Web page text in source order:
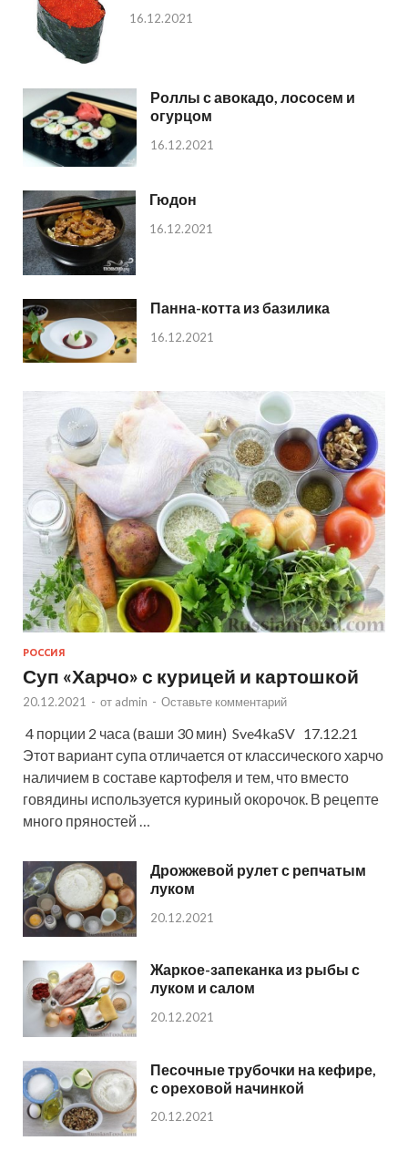
16.12.2021
Роллы с авокадо, лососем и
огурцом
16.12.2021
Гюдон
16.12.2021
Панна-котта из базилика
16.12.2021
РОССИЯ
Суп «Харчо» с курицей и картошкой
20.12.2021 - от admin - Оставьте комментарий
4 порции 2 часа (ваши 30 мин) Sve4kaSV 17.12.21
Этот вариант супа отличается от классического харчо
наличием в составе картофеля и тем, что вместо
говядины используется куриный окорочок. В рецепте
много пряностей …
Дрожжевой рулет с репчатым
луком
20.12.2021
Жаркое-запеканка из рыбы с
луком и салом
20.12.2021
Песочные трубочки на кефире,
с ореховой начинкой
20.12.2021